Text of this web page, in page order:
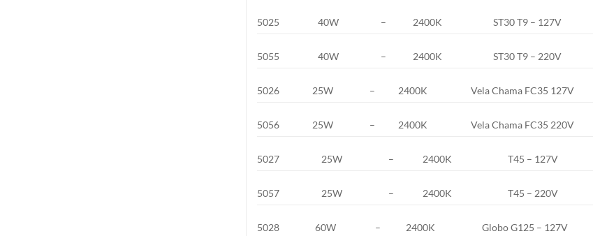
5025 40W – 2400K ST30 T9 – 127V
5055 40W – 2400K ST30 T9 – 220V
5026 25W – 2400K Vela Chama FC35 127V
5056 25W – 2400K Vela Chama FC35 220V
5027 25W – 2400K T45 – 127V
5057 25W – 2400K T45 – 220V
5028 60W – 2400K Globo G125 – 127V